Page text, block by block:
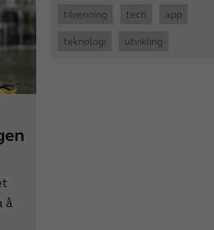
å
tilvenning tech app
teknologi utvikling